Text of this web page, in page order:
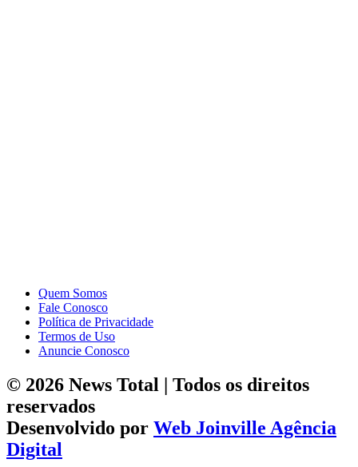
Quem Somos
Fale Conosco
Política de Privacidade
Termos de Uso
Anuncie Conosco
© 2026 News Total | Todos os direitos
reservados
Desenvolvido por Web Joinville Agência
Digital